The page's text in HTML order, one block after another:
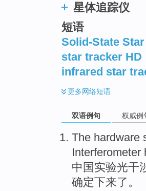
星体追踪仪
短语
Solid-State
star tracker HD
infrared star
更多网络短语
双语例句 权威例
The hardware
Interferometer
中国实验光干
确定下来了。